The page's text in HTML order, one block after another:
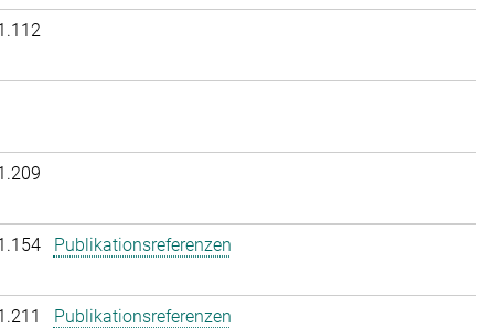
Publikationsreferenzen
Publikationsreferenzen